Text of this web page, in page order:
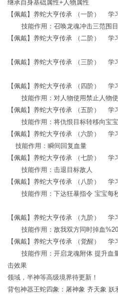
继承自身基础属性+人物属性
【佩戴】养蛇大亨传承 （一
技能作用：召唤龙魂冲击三范围
【佩戴】养蛇大亨传承 （二
【佩戴】养蛇大亨传承 （
【佩戴】养蛇大亨传承 （四
技能作用：对人物使用禁止人物使
【佩戴】养蛇大亨传承 （五
技能作用：将仇恨目标转移向
【佩戴】养蛇大亨传承 （
技能作用：瞬间回
【佩戴】养蛇大亨传承 （七
技能作用：击退目
【佩戴】养蛇大亨传承 （八
技能作用：下达狂暴指令 宝宝
【佩戴】养蛇大亨传承 （九
技能作用：敌我双方同时掉血
【佩戴】养蛇大亨传承 （觉
技能作用：开启龙魂附体 提升血
击效果
领域，半神等高级境界待更新！
背包神器王蛇四象：屠神象 齐天象